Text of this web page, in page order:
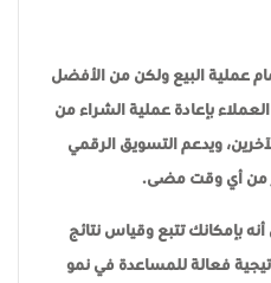
عملية البيع ولكن من الأفضل
بإعادة عملية الشراء من
ويدعم التسويق الرقمي
من أي وقت مضى.
بإمكانك تتبع وقياس نتائج
فعالة للمساعدة في نمو